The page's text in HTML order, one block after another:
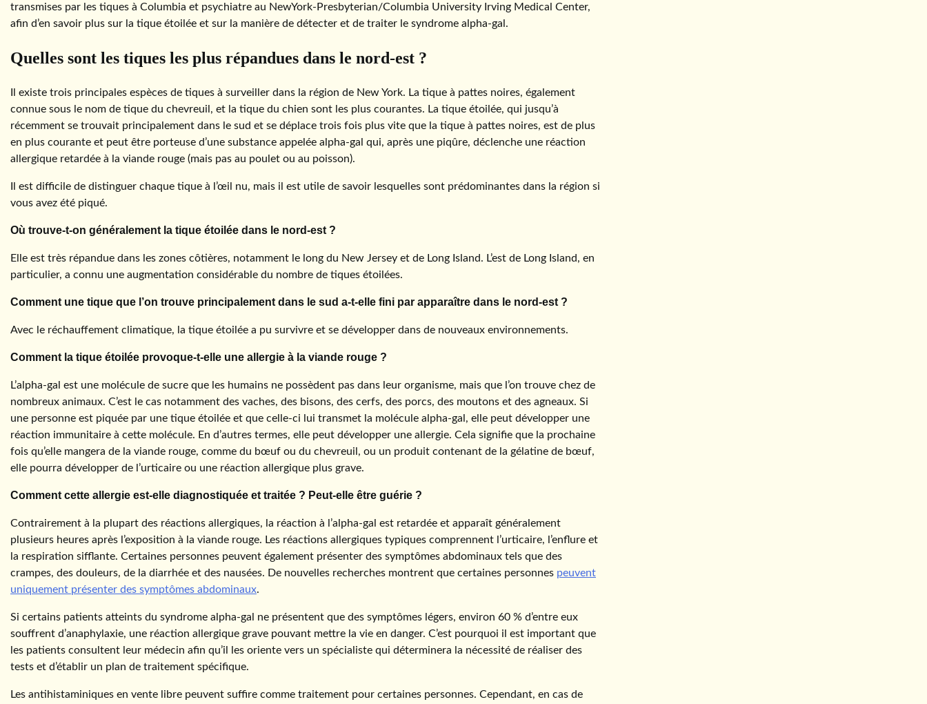
transmises par les tiques à Columbia et psychiatre au NewYork-Presbyterian/Columbia University Irving Medical Center,
afin d’en savoir plus sur la tique étoilée et sur la manière de détecter et de traiter le syndrome alpha-gal.
Quelles sont les tiques les plus répandues dans le nord-est ?
Il existe trois principales espèces de tiques à surveiller dans la région de New York. La tique à pattes noires, également
connue sous le nom de tique du chevreuil, et la tique du chien sont les plus courantes. La tique étoilée, qui jusqu’à
récemment se trouvait principalement dans le sud et se déplace trois fois plus vite que la tique à pattes noires, est de plus
en plus courante et peut être porteuse d’une substance appelée alpha-gal qui, après une piqûre, déclenche une réaction
allergique retardée à la viande rouge (mais pas au poulet ou au poisson).
Il est difficile de distinguer chaque tique à l’œil nu, mais il est utile de savoir lesquelles sont prédominantes dans la région si
vous avez été piqué.
Où trouve-t-on généralement la tique étoilée dans le nord-est ?
Elle est très répandue dans les zones côtières, notamment le long du New Jersey et de Long Island. L’est de Long Island, en
particulier, a connu une augmentation considérable du nombre de tiques étoilées.
Comment une tique que l’on trouve principalement dans le sud a-t-elle fini par apparaître dans le nord-est ?
Avec le réchauffement climatique, la tique étoilée a pu survivre et se développer dans de nouveaux environnements.
Comment la tique étoilée provoque-t-elle une allergie à la viande rouge ?
L’alpha-gal est une molécule de sucre que les humains ne possèdent pas dans leur organisme, mais que l’on trouve chez de
nombreux animaux. C’est le cas notamment des vaches, des bisons, des cerfs, des porcs, des moutons et des agneaux. Si
une personne est piquée par une tique étoilée et que celle-ci lui transmet la molécule alpha-gal, elle peut développer une
réaction immunitaire à cette molécule. En d’autres termes, elle peut développer une allergie. Cela signifie que la prochaine
fois qu’elle mangera de la viande rouge, comme du bœuf ou du chevreuil, ou un produit contenant de la gélatine de bœuf,
elle pourra développer de l’urticaire ou une réaction allergique plus grave.
Comment cette allergie est-elle diagnostiquée et traitée ? Peut-elle être guérie ?
Contrairement à la plupart des réactions allergiques, la réaction à l’alpha-gal est retardée et apparaît généralement
plusieurs heures après l’exposition à la viande rouge. Les réactions allergiques typiques comprennent l’urticaire, l’enflure et
la respiration sifflante. Certaines personnes peuvent également présenter des symptômes abdominaux tels que des
crampes, des douleurs, de la diarrhée et des nausées. De nouvelles recherches montrent que certaines personnes peuvent
uniquement présenter des symptômes abdominaux.
Si certains patients atteints du syndrome alpha-gal ne présentent que des symptômes légers, environ 60 % d’entre eux
souffrent d’anaphylaxie, une réaction allergique grave pouvant mettre la vie en danger. C’est pourquoi il est important que
les patients consultent leur médecin afin qu’il les oriente vers un spécialiste qui déterminera la nécessité de réaliser des
tests et d’établir un plan de traitement spécifique.
Les antihistaminiques en vente libre peuvent suffire comme traitement pour certaines personnes. Cependant, en cas de